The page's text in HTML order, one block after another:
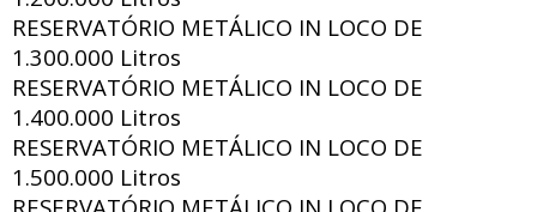
RESERVATÓRIO METÁLICO IN LOCO DE
1.300.000 Litros
RESERVATÓRIO METÁLICO IN LOCO DE
1.400.000 Litros
RESERVATÓRIO METÁLICO IN LOCO DE
1.500.000 Litros